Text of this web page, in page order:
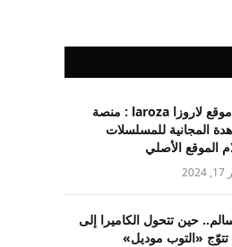
رابط موقع لاروزا laroza : منصة
المجانية للمسلسلات
الموقع الأصلي
حين تتحول الكاميرا إلى
«التوب موديل»